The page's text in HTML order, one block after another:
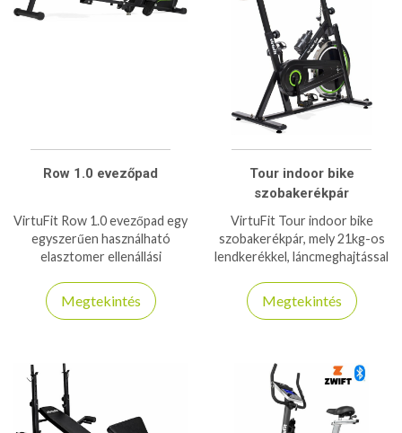
Row 1.0 evezőpad
VirtuFit Row 1.0 evezőpad egy
egyszerűen használható
elasztomer ellenállási
evezőpad 115kg-os
teherbírással.
Megtekintés
Tour indoor bike
szobakerékpár
VirtuFit Tour indoor bike
szobakerékpár, mely 21kg-os
lendkerékkel, láncmeghajtással
Megtekintés